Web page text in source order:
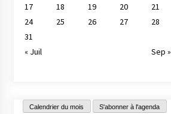
17
18 19 20 21
24
25 26 27 28
31
« Juil
Sep »
Calendrier du mois S'abonner à l'agenda